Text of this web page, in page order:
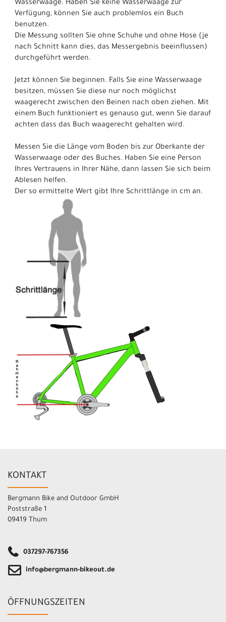
Wasserwaage. Haben Sie keine Wasserwaage zur
Verfügung, können Sie auch problemlos ein Buch
benutzen.
Die Messung sollten Sie ohne Schuhe und ohne Hose (je
nach Schnitt kann dies, das Messergebnis beeinflussen)
durchgeführt werden.
Jetzt können Sie beginnen. Falls Sie eine Wasserwaage
besitzen, müssen Sie diese nur noch möglichst
waagerecht zwischen den Beinen nach oben ziehen. Mit
einem Buch funktioniert es genauso gut, wenn Sie darauf
achten dass das Buch waagerecht gehalten wird.
Messen Sie die Länge vom Boden bis zur Oberkante der
Wasserwaage oder des Buches. Haben Sie eine Person
Ihres Vertrauens in Ihrer Nähe, dann lassen Sie sich beim
Ablesen helfen.
Der so ermittelte Wert gibt Ihre Schrittlänge in cm an.
KONTAKT
Bergmann Bike and Outdoor GmbH
Poststraße 1
09419 Thum
037297-767356
info@bergmann-bikeout.de
ÖFFNUNGSZEITEN